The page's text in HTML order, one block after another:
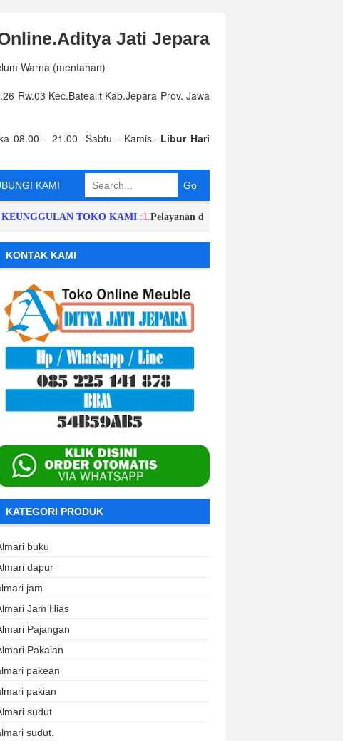
Jati Jepara
Warna (mentahan)
Rw.03 Kec.Batealit Kab.Jepara Prov. Jawa
08.00 - 21.00 -Sabtu - Kamis -Libur Hari
KAMI
TOKO KAMI:1.Pelayanan dan Respon Order
KONTAK KAMI
KATEGORI PRODUK
buku
dapur
jam
Jam Hias
Pajangan
Pakaian
pakean
pakian
sudut
sudut.